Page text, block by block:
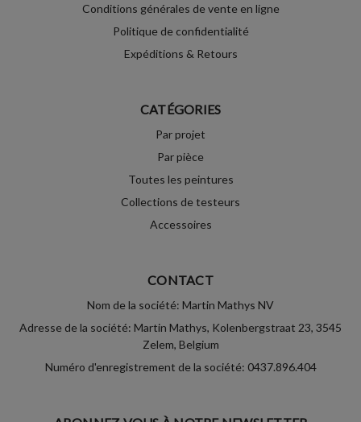
Conditions générales de vente en ligne
Politique de confidentialité
Expéditions & Retours
CATÉGORIES
Par projet
Par pièce
Toutes les peintures
Collections de testeurs
Accessoires
CONTACT
Nom de la société: Martin Mathys NV
Adresse de la société: Martin Mathys, Kolenbergstraat 23, 3545
Zelem, Belgium
Numéro d'enregistrement de la société: 0437.896.404